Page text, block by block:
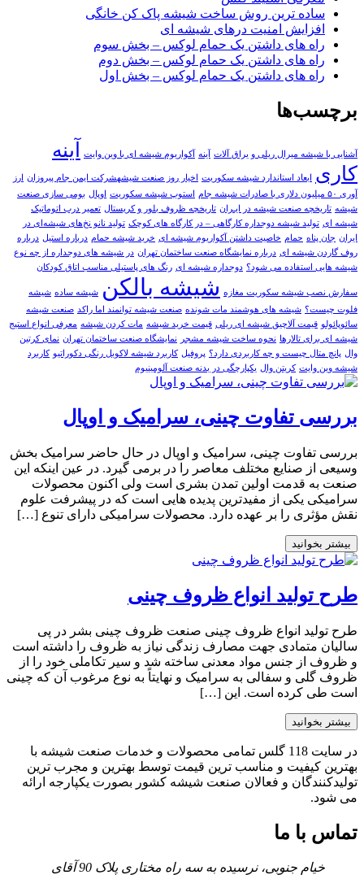
ساده ترین روش ساخت شیشه پاک کن خانگی
افزایش امنیت درهای شیشه ای
راه های داشتن یک حمام لوکس – بخش سوم
راه های داشتن یک حمام لوکس – بخش دوم
راه های داشتن یک حمام لوکس – بخش اول
برچسب‌ها
آشنایی با شیشه میرال ریلی و یراق آلات آينه آکواریوم شیشه ای با وین وایت
آینه
کاری
ابعاد استاندارد شیشه سکوریت اخیار روز صنعت شیشهشرکت ایمن جام پیروزان
ارز
آوری ۵۰ میلیون دلاری با صادرات شیشه جام
استوپ شیشه سکوریت اوپال بومی سازی صنعت
شیشه تاریخچه صنعت شیشه در ایـران تاریخچه ظروف بلور و کریستال تعمیر درب اتوماتیک
شیشه ای تولید شیشه دوجداره کارگاهی – در کارگاه های کوچک تولید نانو نخ‌های شیشه‌ای در
ایران جان پناه حمام خاصیت داشتن آکواریوم شیشه ای خرید شیشه حمام درباره استیل درباره
روف گاردن شیشه ای درباره نمایشگاه صنعت ساختمان تهران در شیشه های دوجداره از چه نوع
شیشه هایی استفاده می شود؟ دوجداره شیشه ای رنگ های پاستیلی مناسب اتاق کودکان
سفارش نصب شیشه سکوریت مغازه شیشه بالکن شیشه ساده شیشه
فلوت چیست؟ شیشه های هوشمند مات شونده صنعت شیشه توانمند اما راکد صنعت شیشه
سائوپائولو قیمت آلاچیق شیشه ای ریلی قیمت خرید شیشه مات کردن شیشه معرفی انواع استیج
شیشه ای برای تالارها
نحوه ساخت شیشه مشجر نمایشگاه صنعت ساختمان تهران نمای کرتین
وال پانچ متال چیست و چه کاربردی دارد؟ پروفیل کاربرد شیشه لاکوبل رنگی دکوراتیو کاربرد
شیشه وین وایت کریتن وال یکپارچگی در بدنه صنعت آلومینیوم
بررسی تفاوت چینی، سرامیک و اوپال
بررسی تفاوت چینی، سرامیک و اوپال در حال حاضر سرامیک بخش
وسیعی از صنایع مختلف معاصر را در برمی گیرد. در عین اینکه این
صنعت به قدمت اولین تمدن بشری است ولی اکنون محصولات
سرامیکی یکی از مفیدترین پدیده هایی است که در پیشرفت علوم
نقش مؤثری را بر عهده دارد. محصولات سرامیکی دارای تنوع […]
بیشتر بخوانید
طرح تولید انواع ظروف چینی
طرح تولید انواع ظروف چینی صنعت ظروف چینی بشر در پی
سالیان متمادی جهت مصارف زندگی نیاز به ظروف را داشته است
و ظروف از جنس مواد معدنی ساخته شد و سیر تکاملی خود را از
ظروف گلی و سفالی به سرامیک و نهایتاً به نوع مرغوب آن که چینی
است طی کرده است. این […]
بیشتر بخوانید
در سایت 118 گلس تمامی محصولات و خدمات صنعت شیشه با
بهترین کیفیت و مناسب ترین قیمت توسط بهترین و مجرب ترین
تولیدکنندگان و فعالان صنعت شیشه کشور بصورت یکپارجه ارائه
می شود.
تماس با ما
خیام جنوبی، نرسیده به سه راه مختاری پلاک 90 آقای